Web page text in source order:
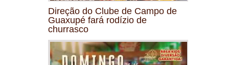
Direção do Clube de Campo de
Guaxupé fará rodízio de
churrasco